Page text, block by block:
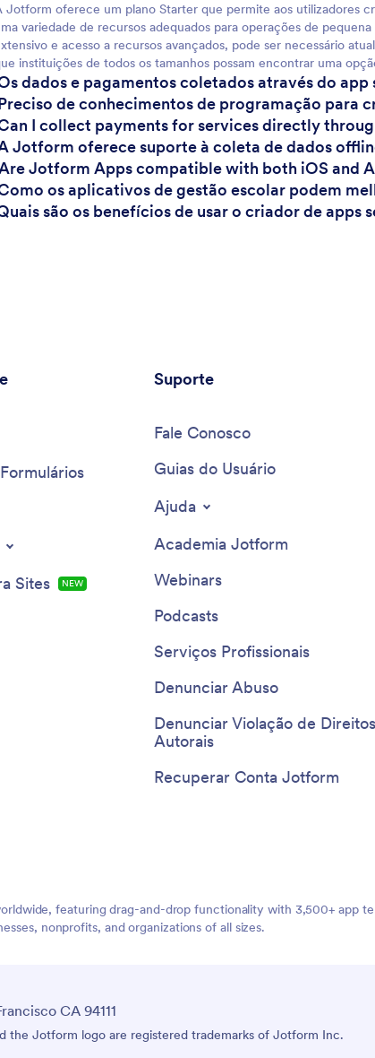
Jotform oferece um plano Starter que permite aos utilizadores
variedade de recursos adequados para operações de
e acesso a recursos avançados, pode ser necessário
instituições de todos os tamanhos possam encontrar uma
dados e pagamentos coletados através do app
de conhecimentos de programação para
I collect payments for services directly
Jotform oferece suporte à coleta de dados
Jotform Apps compatible with both iOS and
os aplicativos de gestão escolar podem
são os benefícios de usar o criador de
Sites
NEW
Suporte
Fale Conosco
Guias do Usuário
Ajuda
Academia Jotform
Webinars
Podcasts
Serviços Profissionais
Denunciar Abuso
Denunciar Violação de Direitos
Autorais
Recuperar Conta Jotform
featuring drag-and-drop functionality with 3,500+ app
nonprofits, and organizations of all sizes.
CA 94111
Jotform logo are registered trademarks of Jotform Inc.